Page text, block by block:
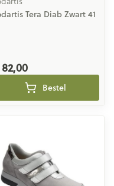
Tera Diab Zwart 41
Bestel